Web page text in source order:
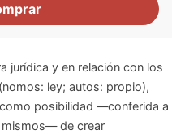
jurídica y en relación con los
ley; autos: propio),
posibilidad —conferida a
mismos— de crear